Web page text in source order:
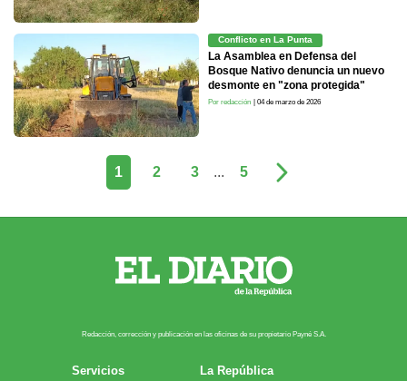
Conflicto en La Punta
La Asamblea en Defensa del
Bosque Nativo denuncia un nuevo
desmonte en "zona protegida"
Por redacción | 04 de marzo de 2026
1 2 3 ... 5
Redacción, corrección y publicación en las oficinas de su propietario Payn​é S.A.
Servicios
La República